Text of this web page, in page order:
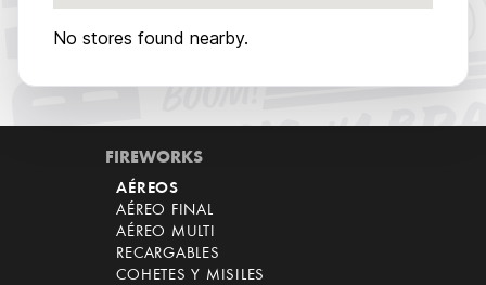
No stores found nearby.
FIREWORKS
AÉREOS
AÉREO FINAL
AÉREO MULTI
RECARGABLES
COHETES Y MISILES